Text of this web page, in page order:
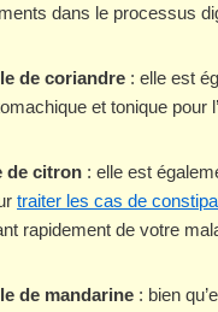
dans le processus
de coriandre : elle est
et tonique pour
de citron : elle est
traiter les cas de
rapidement de votre
de mandarine : bien